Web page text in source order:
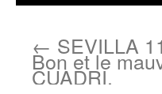
← SEVILLA
Bon et le
CUADRI.